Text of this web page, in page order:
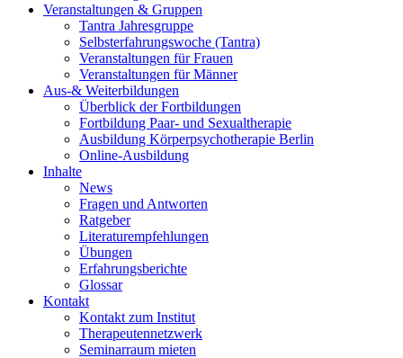
Veranstaltungen & Gruppen
Tantra Jahresgruppe
Selbsterfahrungswoche (Tantra)
Veranstaltungen für Frauen
Veranstaltungen für Männer
Aus-& Weiterbildungen
Überblick der Fortbildungen
Fortbildung Paar- und Sexualtherapie
Ausbildung Körperpsychotherapie Berlin
Online-Ausbildung
Inhalte
News
Fragen und Antworten
Ratgeber
Literaturempfehlungen
Übungen
Erfahrungsberichte
Glossar
Kontakt
Kontakt zum Institut
Therapeutennetzwerk
Seminarraum mieten